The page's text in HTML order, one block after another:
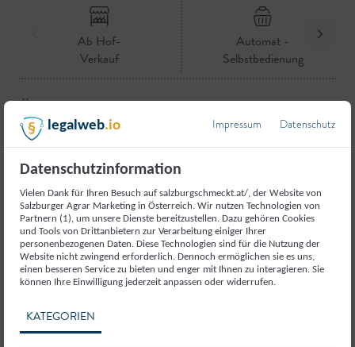
Ab Hof-
Verkauf
Automat -
Selbstbedienung
Öffnungszeiten Hofladen:
Freitag
09:00 - 13:00 Uhr
Sonstige Vertriebswege:Schmuckbauer to go im SB-Laden tgl.
6.00 - 22.00 Uhr
Familie Pichler (ehem. Bruckmoser)
Loipferdingerstraße 6, 5110 Oberndorf
www.schmuckbauer.bio
legalweb.io Impressum Datenschutz
Datenschutzinformation
Vielen Dank für Ihren Besuch auf salzburgschmeckt.at/, der Website von
Salzburger Agrar Marketing in Österreich. Wir nutzen Technologien von
Partnern (1), um unsere Dienste bereitzustellen. Dazu gehören Cookies
und Tools von Drittanbietern zur Verarbeitung einiger Ihrer
personenbezogenen Daten. Diese Technologien sind für die Nutzung der
Website nicht zwingend erforderlich. Dennoch ermöglichen sie es uns,
einen besseren Service zu bieten und enger mit Ihnen zu interagieren. Sie
können Ihre Einwilligung jederzeit anpassen oder widerrufen.
KATEGORIEN